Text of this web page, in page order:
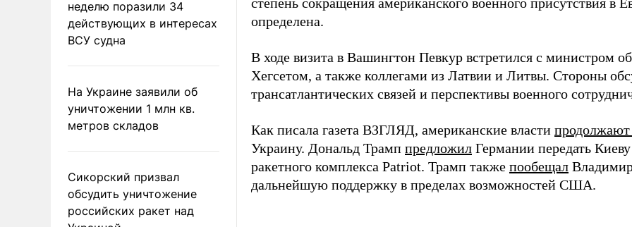
неделю поразили 34
действующих в интересах
ВСУ судна
На Украине заявили об
уничтожении 1 млн кв.
метров складов
Сикорский призвал
обсудить уничтожение
российских ракет над
степень сокращения американского военного присутствия в
определена.
В ходе визита в Вашингтон Певкур встретился с
Хегсетом, а также коллегами из Латвии и Литвы. Стороны
трансатлантических связей и перспективы военного
Как писала газета ВЗГЛЯД, американские власти продолжают
Украину. Дональд Трамп предложил Германии передать
ракетного комплекса Patriot. Трамп также пообещал
дальнейшую поддержку в пределах возможностей США.